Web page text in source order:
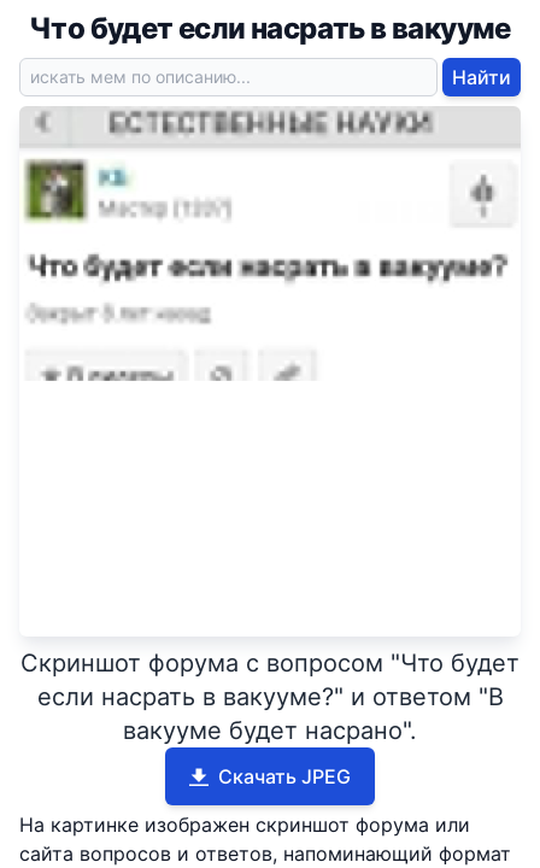
Что будет если насрать в вакууме
Найти
Скриншот форума с вопросом "Что будет
если насрать в вакууме?" и ответом "В
вакууме будет насрано".
Скачать JPEG
На картинке изображен скриншот форума или
сайта вопросов и ответов, напоминающий формат